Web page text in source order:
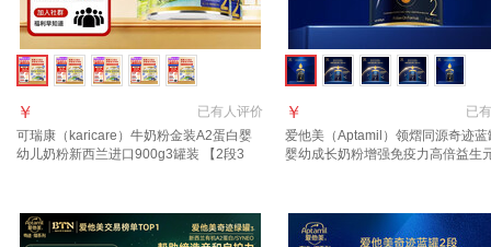
已有人评价
￥
可瑞康（karicare）牛奶粉金装A2蛋白婴
幼儿奶粉新西兰进口900g3罐装 【2段3
已有
￥
爱他美（Aptamil）领熠同源奇迹蓝
婴幼成长奶粉增强免疫力高倍益生